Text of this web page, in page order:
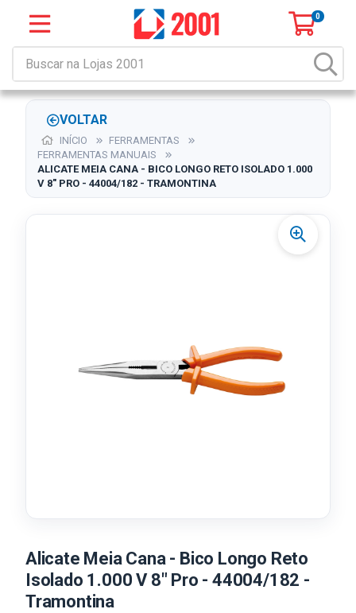
0
VOLTAR
INÍCIO
FERRAMENTAS
FERRAMENTAS MANUAIS
ALICATE MEIA CANA - BICO LONGO RETO ISOLADO 1.000
V 8" PRO - 44004/182 - TRAMONTINA
Alicate Meia Cana - Bico Longo Reto
Isolado 1.000 V 8" Pro - 44004/182 -
Tramontina